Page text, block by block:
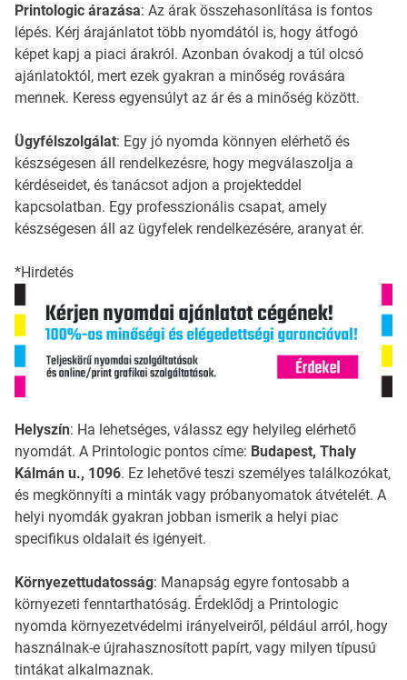
Printologic árazása: Az árak összehasonlítása is fontos
lépés. Kérj árajánlatot több nyomdától is, hogy átfogó
képet kapj a piaci árakról. Azonban óvakodj a túl olcsó
ajánlatoktól, mert ezek gyakran a minőség rovására
mennek. Keress egyensúlyt az ár és a minőség között.
Ügyfélszolgálat: Egy jó nyomda könnyen elérhető és
készségesen áll rendelkezésre, hogy megválaszolja a
kérdéseidet, és tanácsot adjon a projekteddel
kapcsolatban. Egy professzionális csapat, amely
készségesen áll az ügyfelek rendelkezésére, aranyat ér.
*Hirdetés
Helyszín: Ha lehetséges, válassz egy helyileg elérhető
nyomdát. A Printologic pontos címe: Budapest, Thaly
Kálmán u., 1096. Ez lehetővé teszi személyes találkozókat,
és megkönnyíti a minták vagy próbanyomatok átvételét. A
helyi nyomdák gyakran jobban ismerik a helyi piac
specifikus oldalait és igényeit.
Környezettudatosság: Manapság egyre fontosabb a
környezeti fenntarthatóság. Érdeklődj a Printologic
nyomda környezetvédelmi irányelveiről, például arról, hogy
használnak-e újrahasznosított papírt, vagy milyen típusú
tintákat alkalmaznak.